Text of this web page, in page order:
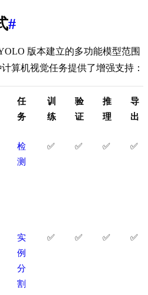
#
版本建立的多功能模型范围
算机视觉任务提供了增强支持：
任
务
训
练
验
证
推
理
导
出
检
测
✅ ✅ ✅ ✅
实
例
分
割
✅ ✅ ✅ ✅